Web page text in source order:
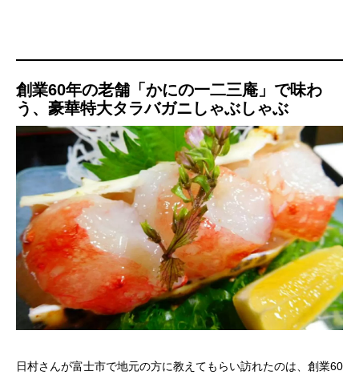
創業60年の老舗「かにの一二三庵」で味わ
う、豪華特大タラバガニしゃぶしゃぶ
日村さんが富士市で地元の方に教えてもらい訪れたのは、創業60